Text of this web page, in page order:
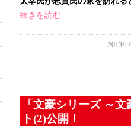
続きを読む
2013
「文豪シリーズ ～
ト(2)公開！